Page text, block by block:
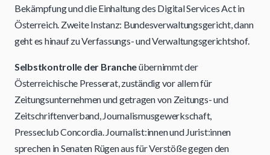
Bekämpfung und die Einhaltung des Digital Services Act in
Österreich. Zweite Instanz: Bundesverwaltungsgericht, dann
geht es hinauf zu Verfassungs- und Verwaltungsgerichtshof.
Selbstkontrolle der Brancheübernimmt der
Österreichische Presserat, zuständig vor allem für
Zeitungsunternehmen und getragen von Zeitungs- und
Zeitschriftenverband, Journalismusgewerkschaft,
Presseclub Concordia. Journalist:innen und Jurist:innen
sprechen in Senaten Rügen aus für Verstöße gegen den